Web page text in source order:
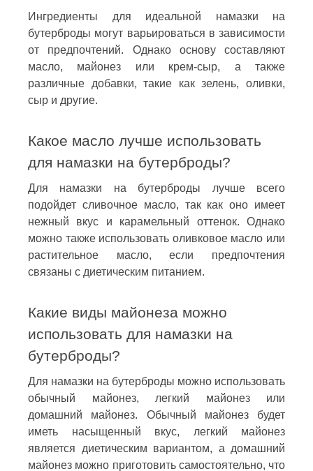
Ингредиенты для идеальной намазки на
бутерброды могут варьироваться в зависимости
от предпочтений. Однако основу составляют
масло, майонез или крем-сыр, а также
различные добавки, такие как зелень, оливки,
сыр и другие.
Какое масло лучше использовать
для намазки на бутерброды?
Для намазки на бутерброды лучше всего
подойдет сливочное масло, так как оно имеет
нежный вкус и карамельный оттенок. Однако
можно также использовать оливковое масло или
растительное масло, если предпочтения
связаны с диетическим питанием.
Какие виды майонеза можно
использовать для намазки на
бутерброды?
Для намазки на бутерброды можно использовать
обычный майонез, легкий майонез или
домашний майонез. Обычный майонез будет
иметь насыщенный вкус, легкий майонез
является диетическим вариантом, а домашний
майонез можно приготовить самостоятельно, что